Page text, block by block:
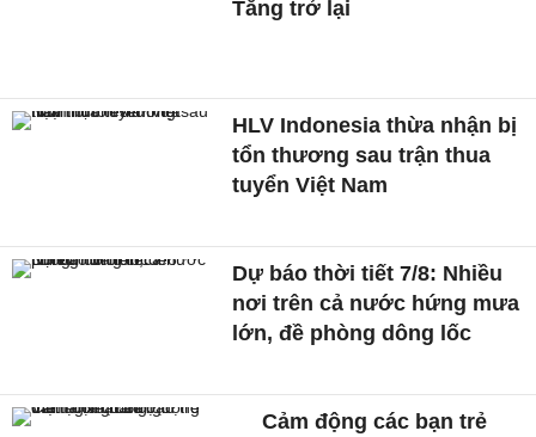
Tăng trở lại
HLV Indonesia thừa nhận bị
tổn thương sau trận thua
tuyển Việt Nam
Dự báo thời tiết 7/8: Nhiều
nơi trên cả nước hứng mưa
lớn, đề phòng dông lốc
Cảm động các bạn trẻ